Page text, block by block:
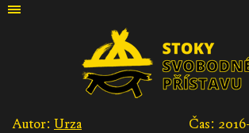
Autor: Urza Čas: